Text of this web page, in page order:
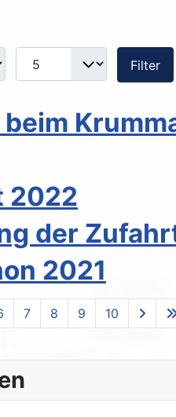
Anzeige #
Filter
2022
der
2021
7 8 9 10